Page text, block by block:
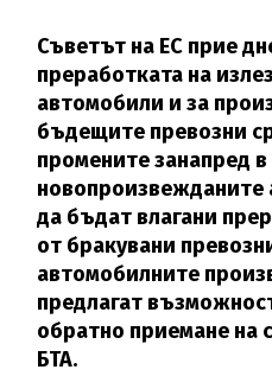
Съветът на ЕС прие
преработката на
автомобили и за
бъдещите превозни
промените занапред в
новопроизвежданите
да бъдат влагани
от бракувани
автомобилните
предлагат
обратно приемане на
БТА.